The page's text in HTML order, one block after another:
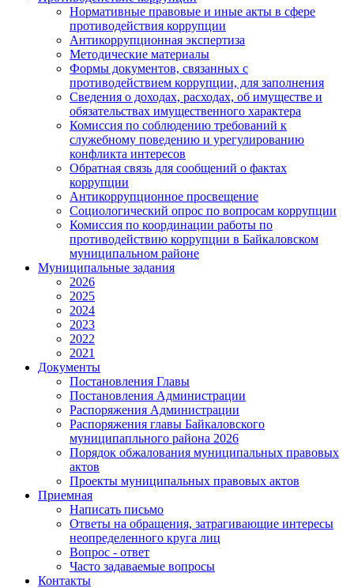
Нормативные правовые и иные акты в сфере
противодействия коррупции
Антикоррупционная экспертиза
Методические материалы
Формы документов, связанных с
противодействием коррупции, для заполнения
Сведения о доходах, расходах, об имуществе и
обязательствах имущественного характера
Комиссия по соблюдению требований к
служебному поведению и урегулированию
конфликта интересов
Обратная связь для сообщений о фактах
коррупции
Антикоррупционное просвещение
Социологический опрос по вопросам коррупции
Комиссия по координации работы по
противодействию коррупции в Байкаловском
муниципальном районе
Муниципальные задания
2026
2025
2024
2023
2022
2021
Документы
Постановления Главы
Постановления Администрации
Распоряжения Администрации
Распоряжения главы Байкаловского
муниципапльного района 2026
Порядок обжалования муниципальных правовых
актов
Проекты муниципальных правовых актов
Приемная
Написать письмо
Ответы на обращения, затрагивающие интересы
неопределенного круга лиц
Вопрос - ответ
Часто задаваемые вопросы
Контакты